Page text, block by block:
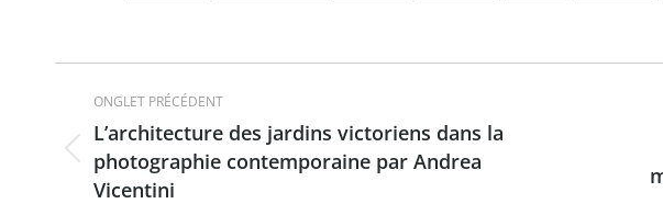
Navigation
de
commentaire
ONGLET PRÉCÉDENT
Onglet
précédent
L’architecture des jardins victoriens dans la
photographie contemporaine par Andrea
Vicentini